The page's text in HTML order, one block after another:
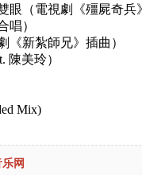
眼（電視劇《殭屍奇兵
唱）
《新紮師兄》插曲）
陳美玲）
Mix)
网